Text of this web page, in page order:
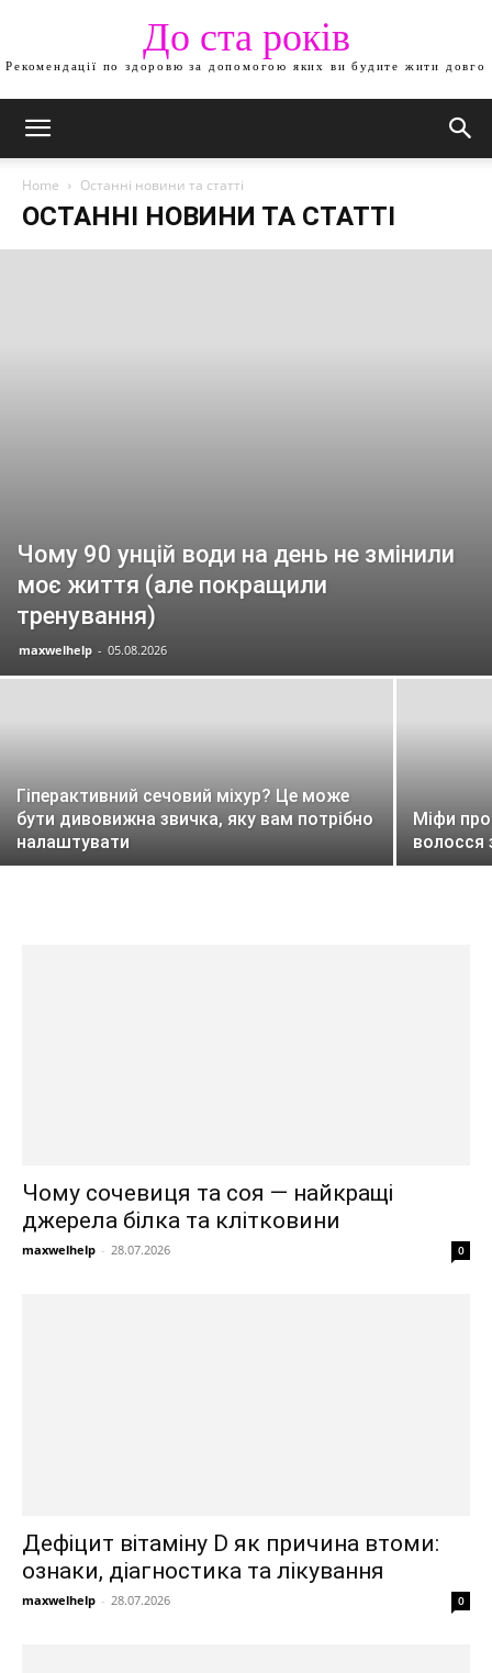
До ста років
Рекомендації по здоровю за допомогою яких ви будите жити довго
Home Останні новини та статті
ОСТАННІ НОВИНИ ТА СТАТТІ
Чому 90 унцій води на день не змінили
моє життя (але покращили
тренування)
maxwelhelp - 05.08.2026
Гіперактивний сечовий міхур? Це може
бути дивовижна звичка, яку вам потрібно
налаштувати
Міфи
волосся
Чому сочевиця та соя — найкращі
джерела білка та клітковини
maxwelhelp - 28.07.2026 0
Дефіцит вітаміну D як причина втоми:
ознаки, діагностика та лікування
maxwelhelp - 28.07.2026 0